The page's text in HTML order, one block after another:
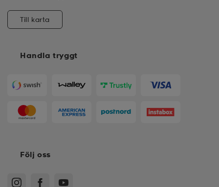
Handla tryggt
Till karta
Följ oss